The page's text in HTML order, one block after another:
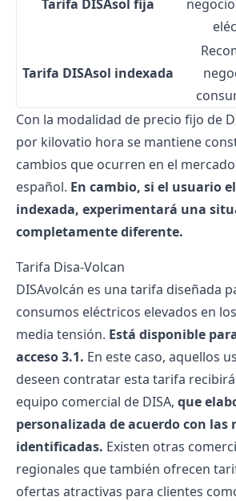
Tarifa DISAsol fija
Tarifa DISAsol indexada
Con la modalidad de precio fijo de
por kilovatio hora se mantiene
cambios que ocurren en el
español. En cambio, si el usuario
indexada, experimentará una
completamente diferente.
Tarifa Disa-Volcan
DISAvolcán es una tarifa diseñada
consumos eléctricos elevados en
media tensión. Está disponible
acceso 3.1. En este caso, aquellos
deseen contratar esta tarifa
equipo comercial de DISA, que
personalizada de acuerdo con las
identificadas. Existen otras
regionales que también ofrecen
ofertas atractivas para clientes